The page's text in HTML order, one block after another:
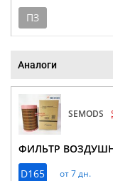
ПЗ
Аналоги
SEMODS
ФИЛЬТР
D165
от 7 дн.